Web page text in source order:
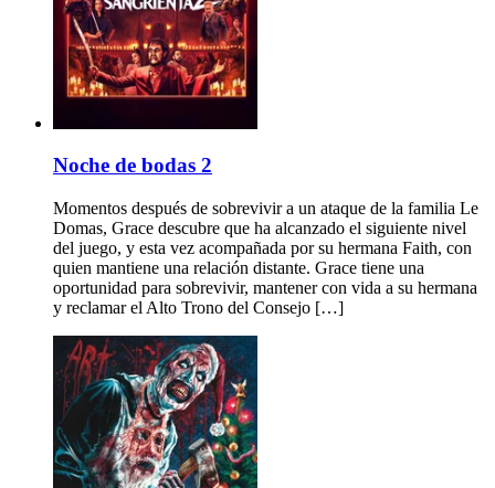
Noche de bodas 2
Momentos después de sobrevivir a un ataque de la familia Le
Domas, Grace descubre que ha alcanzado el siguiente nivel
del juego, y esta vez acompañada por su hermana Faith, con
quien mantiene una relación distante. Grace tiene una
oportunidad para sobrevivir, mantener con vida a su hermana
y reclamar el Alto Trono del Consejo […]